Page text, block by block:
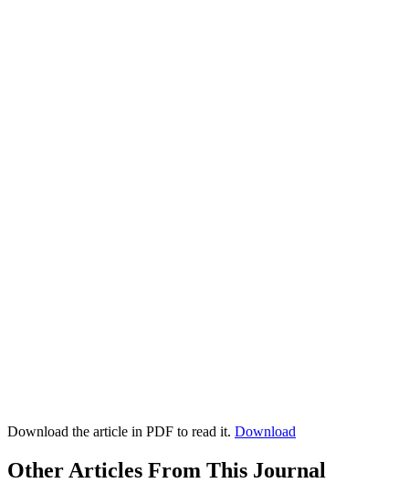
Download the article in PDF to read it. Download
Other Articles From This Journal